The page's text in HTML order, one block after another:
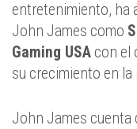
entretenimiento, ha
John James como
Gaming USA con el
su crecimiento en la
John James cuenta